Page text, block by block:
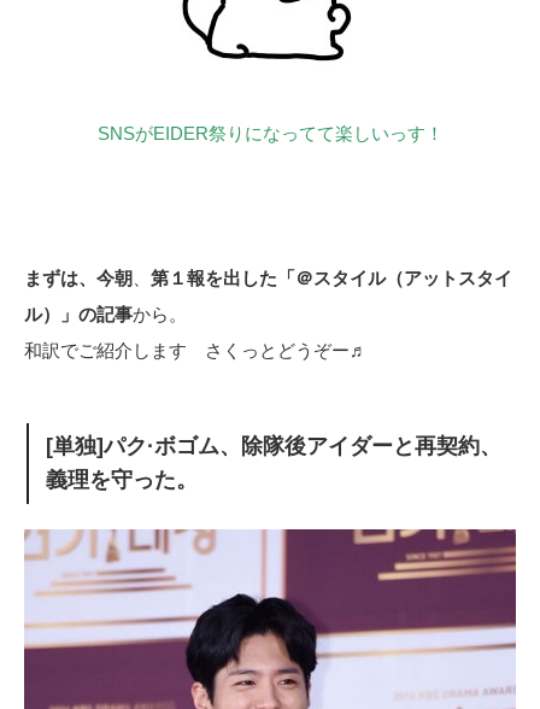
SNSがEIDER祭りになってて楽しいっす！
まずは、今朝
第１報を出した「＠スタイル（アットスタイ
ル）」の記事から。
和訳でご紹介します さくっとどうぞー♬
[単独]パク·ボゴム、除隊後アイダーと再契約、
義理を守った。